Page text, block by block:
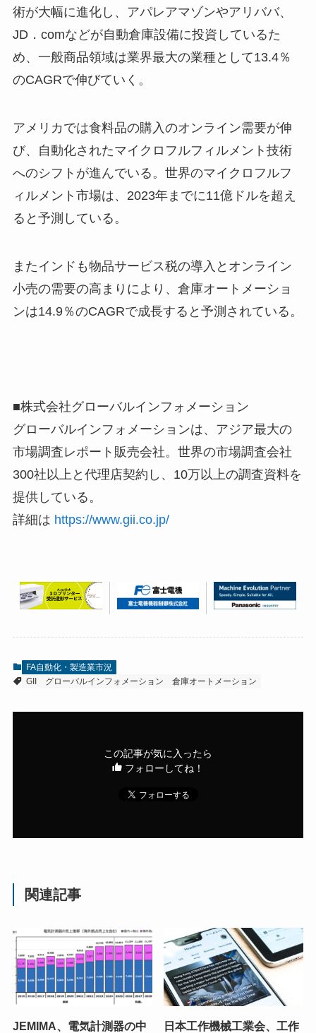
術が大幅に進化し、アパレアマゾンやアリババ、
JD．comなどが自動倉庫設備に投資しているた
め、一般商品領域は業界最大の業種として13.4％
のCAGRで伸びていく。
アメリカでは食料品の購入のオンライン需要が伸
び、自動化されたマイクロフルフィルメント技術
へのシフトが進んでいる。世界のマイクロフルフ
ィルメント市場は、2023年までに11億ドルを超え
ると予測している。
またインドも物品サービス税の導入とオンライン
小売の需要の高まりにより、倉庫オートメーショ
ンは14.9％のCAGRで成長すると予測されている。
■株式会社グローバルインフォメーション
グローバルインフォメーションは、アジア最大の
市場調査レポート販売会社。世界の市場調査会社
300社以上と代理店契約し、10万以上の調査資料を
提供している。
詳細は https://www.gii.co.jp/
FA自動化・製造業市況
GII
グローバルインフォメーション 倉庫オートメーション
この記事が気に入ったら
フォローしてね！
関連記事
JEMIMA、電気計測器の中 日本工作機械工業会、工作